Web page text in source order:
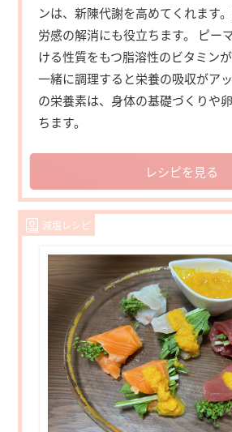
ンは、新陳代謝を高めてくれます
労感の解消にも役立ちます。 ピー
ける性質をもつ脂溶性のビタミン
一緒に調理すると栄養の吸収がア
の栄養素は、身体の基礎づくりや
ちます。
レシピを見る
減塩レシピ